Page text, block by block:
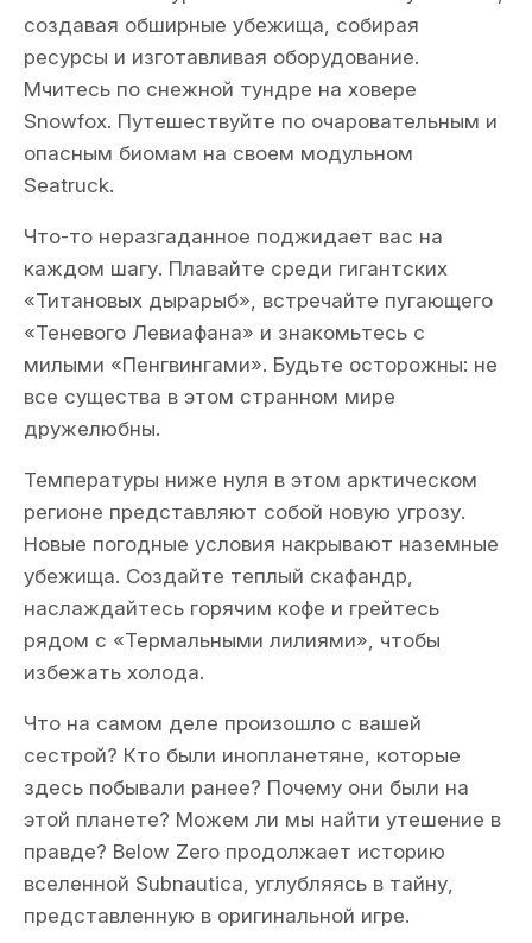
создавая обширные убежища, собирая
ресурсы и изготавливая оборудование.
Мчитесь по снежной тундре на ховере
Snowfox. Путешествуйте по очаровательным и
опасным биомам на своем модульном
Seatruck.
Что-то неразгаданное поджидает вас на
каждом шагу. Плавайте среди гигантских
«Титановых дырарыб», встречайте пугающего
«Теневого Левиафана» и знакомьтесь с
милыми «Пенгвингами». Будьте осторожны: не
все существа в этом странном мире
дружелюбны.
Температуры ниже нуля в этом арктическом
регионе представляют собой новую угрозу.
Новые погодные условия накрывают наземные
убежища. Создайте теплый скафандр,
наслаждайтесь горячим кофе и грейтесь
рядом с «Термальными лилиями», чтобы
избежать холода.
Что на самом деле произошло с вашей
сестрой? Кто были инопланетяне, которые
здесь побывали ранее? Почему они были на
этой планете? Можем ли мы найти утешение в
правде? Below Zero продолжает историю
вселенной Subnautica, углубляясь в тайну,
представленную в оригинальной игре.